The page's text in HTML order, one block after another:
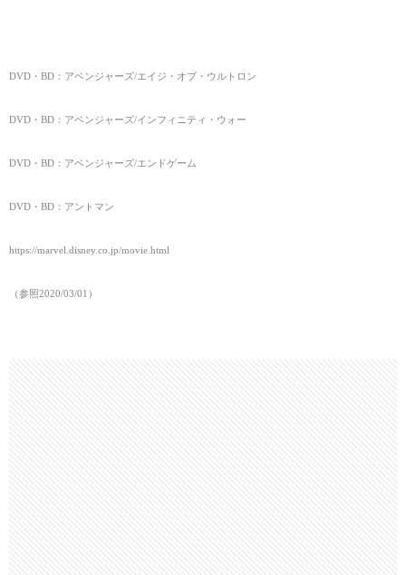
DVD・BD：アベンジャーズ/エイジ・オブ・ウルトロン
DVD・BD：アベンジャーズ/インフィニティ・ウォー
DVD・BD：アベンジャーズ/エンドゲーム
DVD・BD：アントマン
https://marvel.disney.co.jp/movie.html
（参照2020/03/01 ）